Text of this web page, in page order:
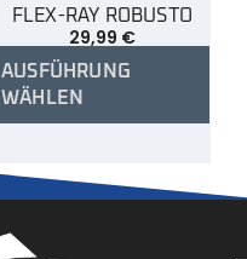
FLEX-RAY ROBUSTO
29,99 €
AUSFÜHRUNG
WÄHLEN